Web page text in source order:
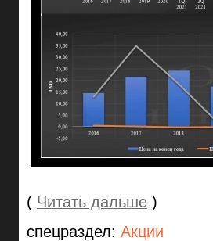
( Читать дальше )
спецраздел: Акции